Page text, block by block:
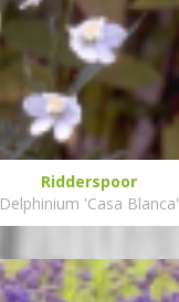
Ridderspoor
Delphinium 'Casa Blanca'